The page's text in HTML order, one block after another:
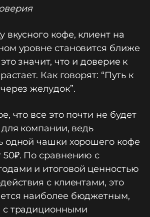
вкусного кофе, клиент на
уровне становится ближе
значит, что и доверие к
Как говорят: “Путь к
желудок”.
что все это почти не будет
для компании, ведь
одной чашки хорошего кофе
По сравнению с
и итоговой ценностью
с клиентами, это
наиболее бюджетным,
традиционными